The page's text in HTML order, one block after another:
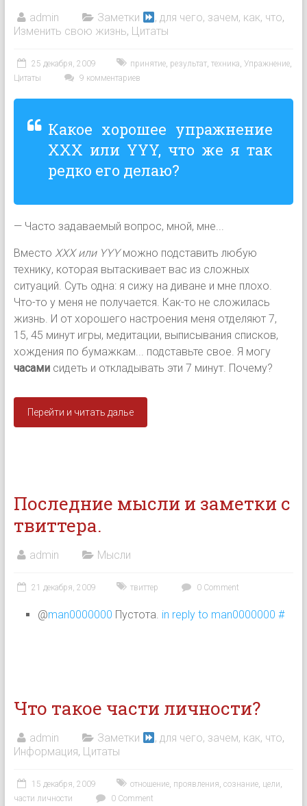
admin Заметки , для чего, зачем, как, что,
Изменить свою жизнь, Цитаты
25 декабря, 2009 принятие, результат, техника, Упражнение,
Цитаты
9 комментариев
Какое хорошее упражнение
XXX или YYY, что же я так
редко его делаю?
— Часто задаваемый вопрос, мной, мне...
Вместо XXX или YYYможно подставить любую
технику, которая вытаскивает вас из сложных
ситуаций. Суть одна: я сижу на диване и мне плохо.
Что-то у меня не получается. Как-то не сложилась
жизнь. И от хорошего настроения меня отделяют 7,
15, 45 минут игры, медитации, выписывания списков,
хождения по бумажкам... подставьте свое. Я могу
часамисидеть и откладывать эти 7 минут. Почему?
Перейти и читать далье
Последние мысли и заметки с
твиттера.
admin Мысли
21 декабря, 2009 твиттер 0 Comment
@man0000000 Пустота. in reply to man0000000 #
Что такое части личности?
admin Заметки , для чего, зачем, как, что,
Информация, Цитаты
15 декабря, 2009 отношение, проявления, сознание, цели,
части личности
0 Comment